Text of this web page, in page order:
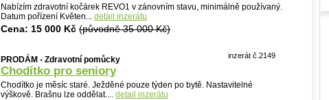
Nabízím zdravotní kočárek REVO1 v zánovním stavu, minimálně používaný.
Datum pořízení Květen... detail inzerátu
Cena: 15 000 Kč (původně 35 000 Kč)
inzerát č.2149
PRODÁM - Zdravotní pomůcky
Chodítko pro seniory
Chodítko je měsíc staré. Ježděné pouze týden po bytě. Nastavitelné
výškově. Brašnu lze oddělat.... detail inzerátu